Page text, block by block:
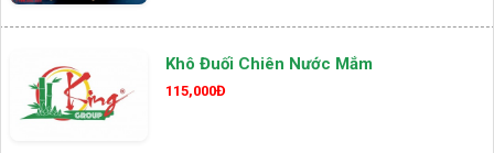
Khô Đuối Chiên Nước Mắm
115,000Đ